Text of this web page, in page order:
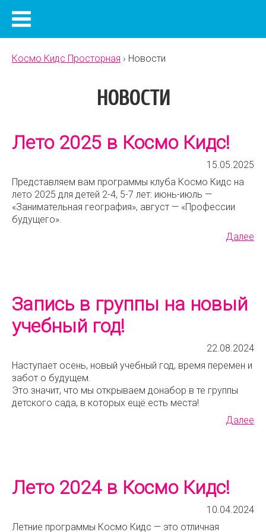
Космо Кидс Просторная › Новости
НОВОСТИ
Лето 2025 в Космо Кидс!
15.05.2025
Представляем вам программы клуба Космо Кидс на
лето 2025 для детей 2-4, 5-7 лет: июнь-июль —
«Занимательная география», август — «Профессии
будущего».
Далее
Запись в группы на новый
учебный год!
22.08.2024
Наступает осень, новый учебный год, время перемен и
забот о будущем.
Это значит, что мы открываем донабор в те группы
детского сада, в которых ещё есть места!
Далее
Лето 2024 в Космо Кидс!
10.04.2024
Летние программы Космо Кидс — это отличная